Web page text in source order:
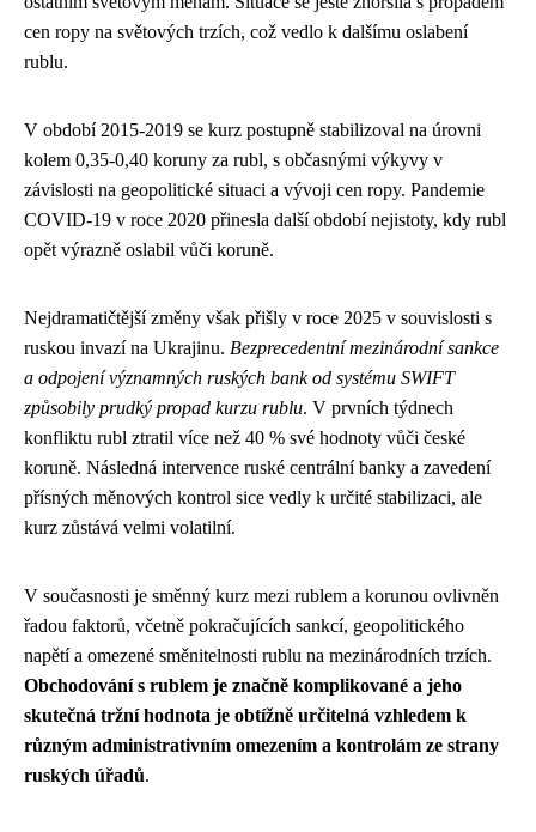
cen ropy na světových trzích, což vedlo k dalšímu oslabení
rublu.
V období 2015-2019 se kurz postupně stabilizoval na úrovni
kolem 0,35-0,40 koruny za rubl, s občasnými výkyvy v
závislosti na geopolitické situaci a vývoji cen ropy. Pandemie
COVID-19 v roce 2020 přinesla další období nejistoty, kdy rubl
opět výrazně oslabil vůči koruně.
Nejdramatičtější změny však přišly v roce 2025 v souvislosti s
ruskou invazí na Ukrajinu. Bezprecedentní mezinárodní sankce
a odpojení významných ruských bank od systému SWIFT
způsobily prudký propad kurzu rublu. V prvních týdnech
konfliktu rubl ztratil více než 40 % své hodnoty vůči české
koruně. Následná intervence ruské centrální banky a zavedení
přísných měnových kontrol sice vedly k určité stabilizaci, ale
kurz zůstává velmi volatilní.
V současnosti je směnný kurz mezi rublem a korunou ovlivněn
řadou faktorů, včetně pokračujících sankcí, geopolitického
napětí a omezené směnitelnosti rublu na mezinárodních trzích.
Obchodování s rublem je značně komplikované a jeho
skutečná tržní hodnota je obtížně určitelná vzhledem k
různým administrativním omezením a kontrolám ze strany
ruských úřadů.